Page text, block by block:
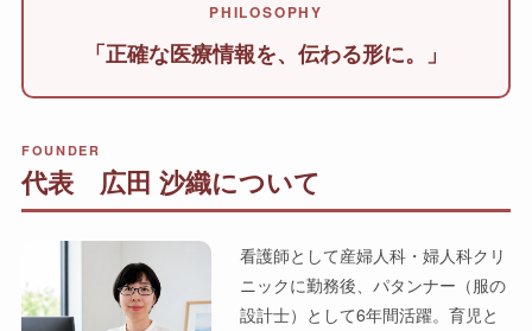
PHILOSOPHY
「正確な医療情報を、伝わる形に。」
FOUNDER
代表 広田 沙織について
看護師として産婦人科・婦人科クリ
ニックに勤務後、パタンナー（服の
設計士）として6年間活躍。育児と